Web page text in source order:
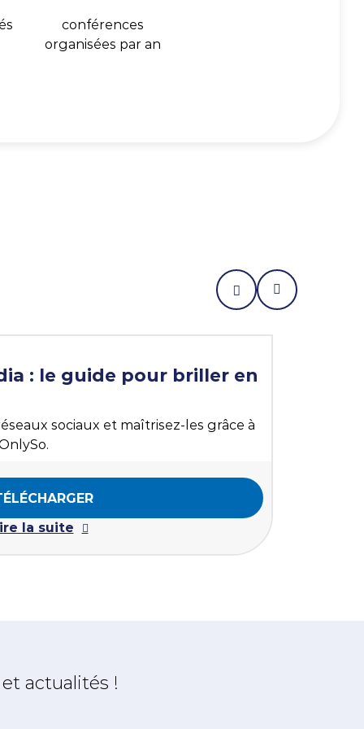
conférences
organisées par an
: le guide pour briller en
sociaux et maîtrisez-les grâce à
la suite
actualités !